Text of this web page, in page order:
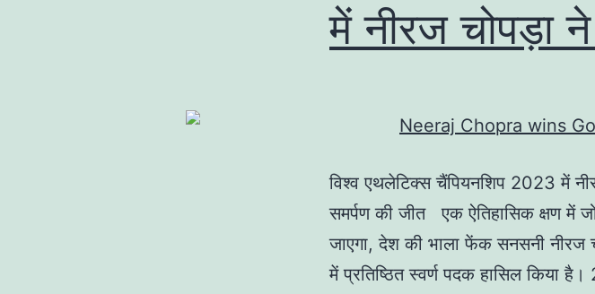
में नीरज चोपड़ा
विश्व एथलेटिक्स चैंपियनशिप 2023 में
समर्पण की जीत एक ऐतिहासिक क्षण में
जाएगा, देश की भाला फेंक सनसनी नीरज
में प्रतिष्ठित स्वर्ण पदक हासिल किया